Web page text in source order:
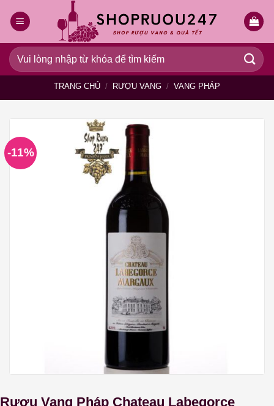
qua
dung
Tìm
kiếm:
TRANG CHỦ / RƯỢU VANG / VANG PHÁP
-11%
Rượu Vang Pháp Chateau Labegorce